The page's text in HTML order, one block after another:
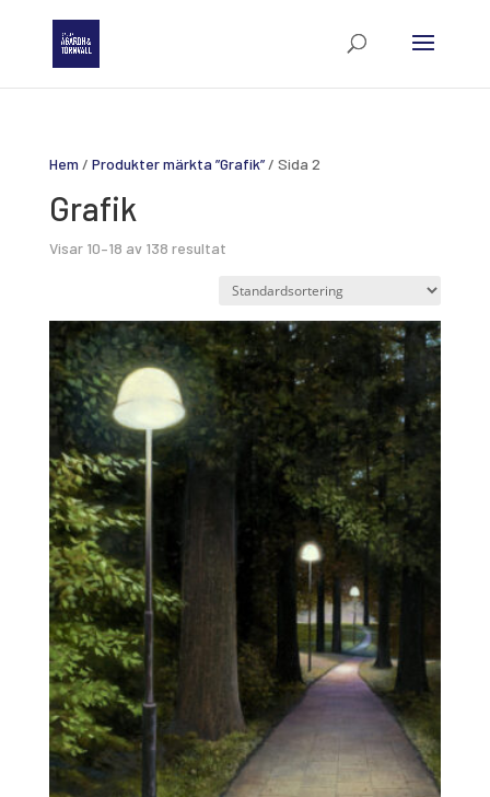
Hem / Produkter märkta ”Grafik”/ Sida 2
Grafik
Visar 10–18 av 138 resultat